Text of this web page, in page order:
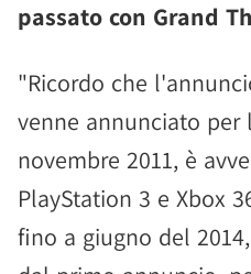
passato con Grand
"Ricordo che
venne annunciato per
novembre 2011, è
PlayStation 3 e Xbox
fino a giugno del